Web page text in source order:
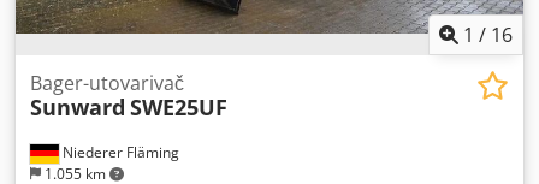
1 / 16
Niederer Fläming
1.055 km
Bager-utovarivač
Sunward SWE25UF